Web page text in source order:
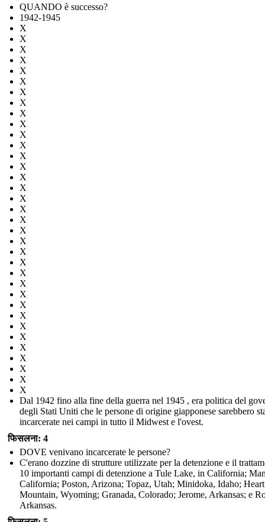
QUANDO è successo?
1942-1945
X
X
X
X
X
X
X
X
X
X
X
X
X
X
X
X
X
X
X
X
X
X
X
X
X
X
X
X
X
X
X
X
X
X
X
Dal 1942 fino alla fine della guerra nel 1945 , era politica del
degli Stati Uniti che le persone di origine giapponese sarebbero
incarcerate nei campi in tutto il Midwest e l'ovest.
फिसलना: 4
DOVE venivano incarcerate le persone?
C'erano dozzine di strutture utilizzate per la detenzione e il
10 importanti campi di detenzione a Tule Lake, in California;
California; Poston, Arizona; Topaz, Utah; Minidoka, Idaho; Heart
Mountain, Wyoming; Granada, Colorado; Jerome, Arkansas; e
Arkansas.